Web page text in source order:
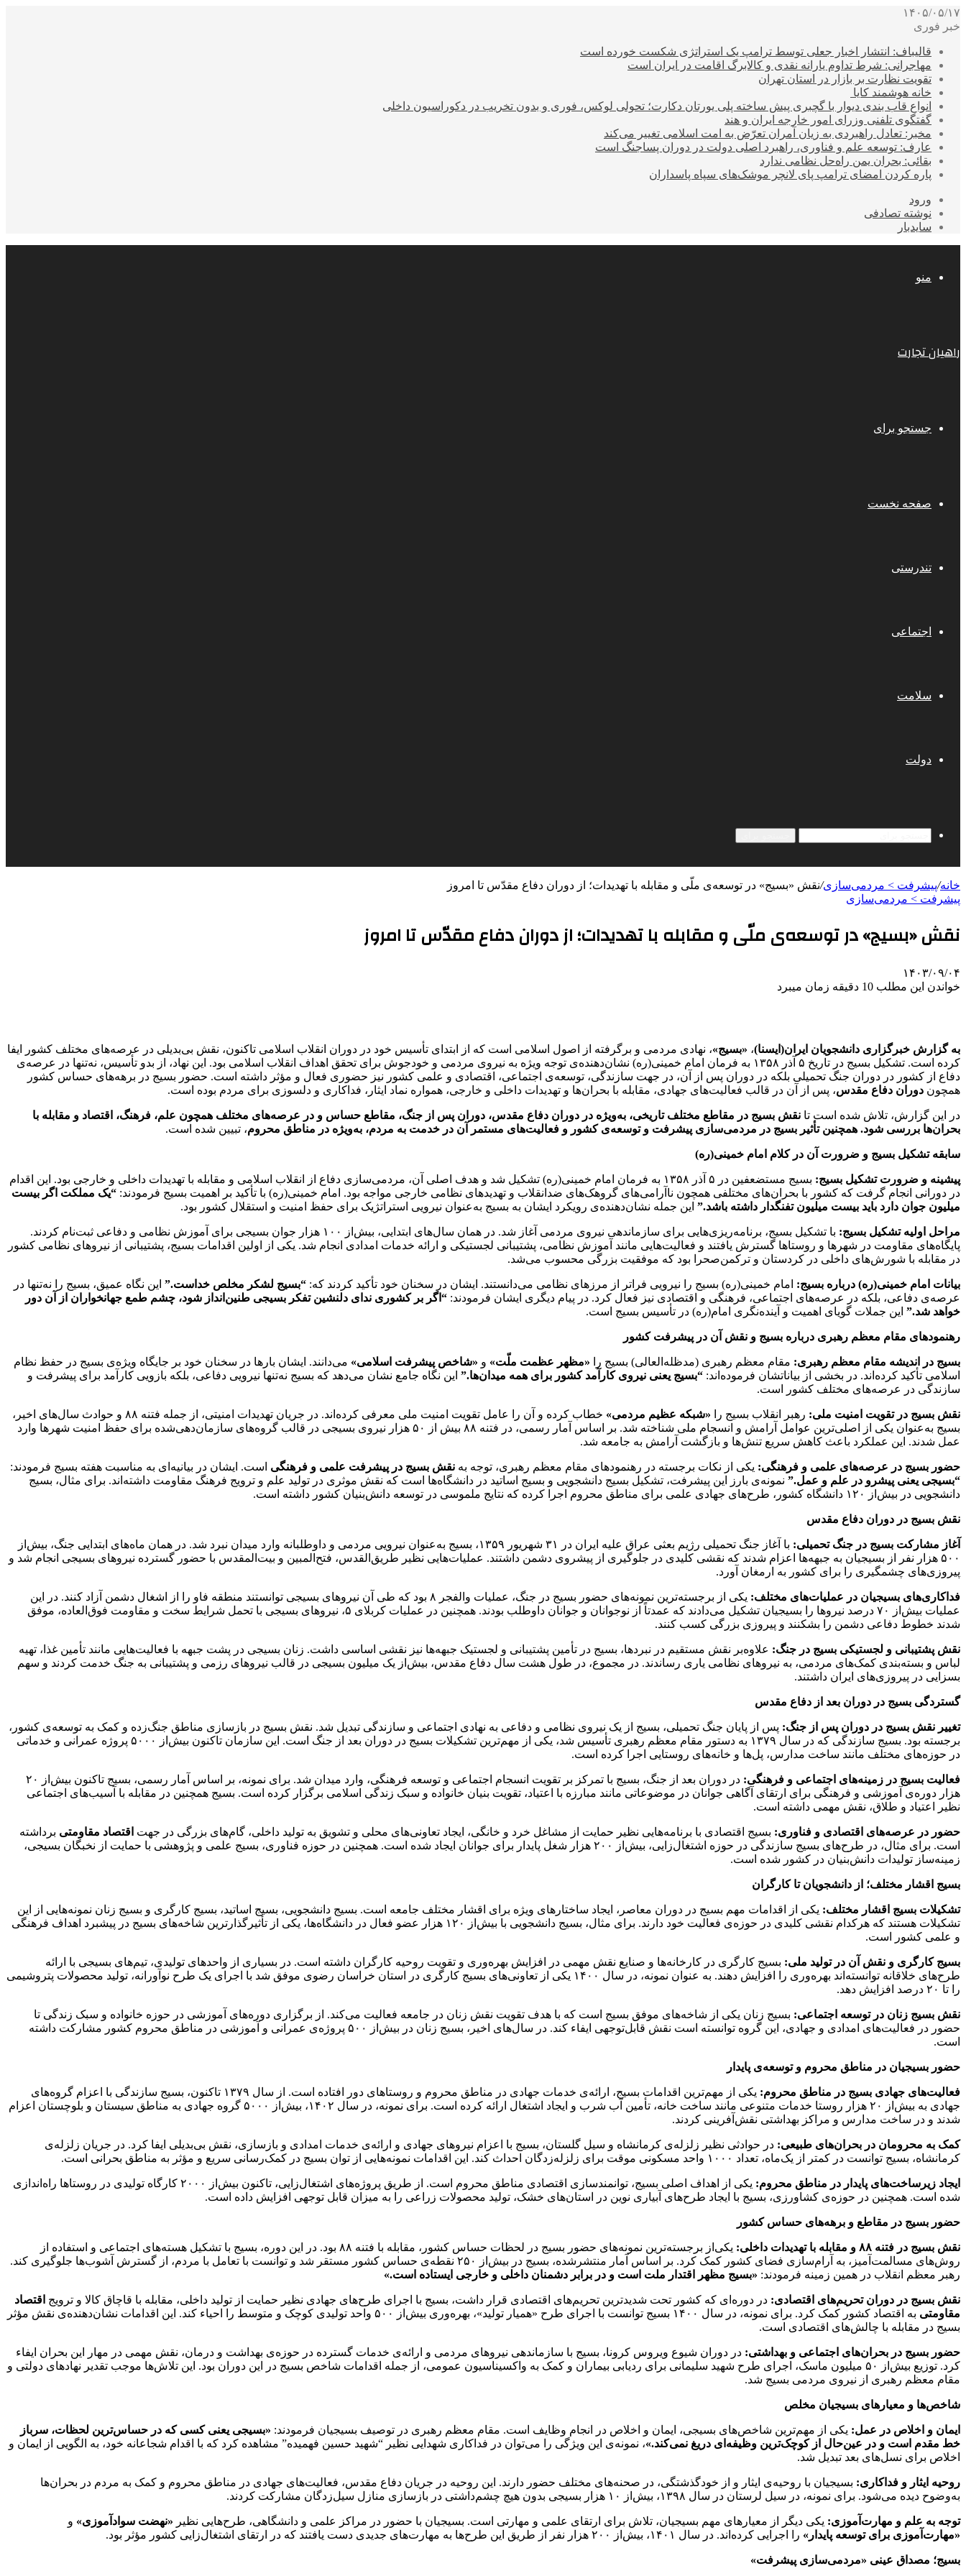
۱۴۰۵/۰۵/۱۷
خبر فوری
قالیباف: انتشار اخبار جعلی توسط ترامپ یک استراتژی شکست خورده است
مهاجرانی: شرط تداوم یارانه نقدی و کالابرگ اقامت در ایران است
تقویت نظارت بر بازار در استان تهران
خانه هوشمند کایا
انواع قاب بندی دیوار با گچبری پیش ساخته پلی یورتان دکارت؛ تحولی لوکس، فوری و بدون تخریب در دکوراسیون داخلی
گفتگوی تلفنی وزرای امور خارجه ایران و هند
مخبر: تعادل راهبردی به زیان آمران تعرّض به امت اسلامی تغییر می‌کند
عارف: توسعه علم و فناوری، راهبرد اصلی دولت در دوران پساجنگ است
بقائی: بحران یمن راه‌حل نظامی ندارد
پاره کردن امضای ترامپ پای لانچر موشک‌های سپاه پاسداران
ورود
نوشته تصادفی
سایدبار
منو
راهیان تجارت
جستجو برای
صفحه نخست
تندرستی
اجتماعی
سلامت
دولت
خانه/پیشرفت > مردمی‌سازی/نقش «بسیج» در توسعه‌ی ملّی و مقابله با تهدیدات؛ از دوران دفاع مقدّس تا امروز
پیشرفت > مردمی‌سازی
نقش «بسیج» در توسعه‌ی ملّی و مقابله با تهدیدات؛ از دوران دفاع مقدّس تا امروز
۱۴۰۳/۰۹/۰۴
خواندن این مطلب 10 دقیقه زمان میبرد
به گزارش خبرگزاری دانشجویان ایران(ایسنا)، «بسیج»، نهادی مردمی و برگرفته از اصول اسلامی است که از ابتدای تأسیس خود در دوران انقلاب اسلامی تاکنون، نقش بی‌بدیلی در عرصه‌های مختلف کشور ایفا
کرده است. تشکیل بسیج در تاریخ ۵ آذر ۱۳۵۸ به فرمان امام خمینی(ره) نشان‌دهنده‌ی توجه ویژه به نیروی مردمی و خودجوش برای تحقق اهداف انقلاب اسلامی بود. این نهاد، از بدو تأسیس، نه‌تنها در عرصه‌ی
دفاع از کشور در دوران جنگ تحمیلی بلکه در دوران پس از آن، در جهت سازندگی، توسعه‌ی اجتماعی، اقتصادی و علمی کشور نیز حضوری فعال و مؤثر داشته است. حضور بسیج در برهه‌های حساس کشور
همچون دوران دفاع مقدس، پس از آن در قالب فعالیت‌های جهادی، مقابله با بحران‌ها و تهدیدات داخلی و خارجی، همواره نماد ایثار، فداکاری و دلسوزی برای مردم بوده است.
در این گزارش، تلاش شده است تا نقش بسیج در مقاطع مختلف تاریخی، به‌ویژه در دوران دفاع مقدس، دوران پس از جنگ، مقاطع حساس و در عرصه‌های مختلف همچون علم، فرهنگ، اقتصاد و مقابله با
بحران‌ها بررسی شود. همچنین تأثیر بسیج در مردمی‌سازی پیشرفت و توسعه‌ی کشور و فعالیت‌های مستمر آن در خدمت به مردم، به‌ویژه در مناطق محروم، تبیین شده است.
سابقه تشکیل بسیج و ضرورت آن در کلام امام خمینی(ره)
پیشینه و ضرورت تشکیل بسیج:
بسیج مستضعفین در ۵ آذر ۱۳۵۸ به فرمان امام خمینی(ره) تشکیل شد و هدف اصلی آن، مردمی‌سازی دفاع از انقلاب اسلامی و مقابله با تهدیدات داخلی و خارجی بود. این اقدام
در دورانی انجام گرفت که کشور با بحران‌های مختلفی همچون ناآرامی‌های گروهک‌های ضدانقلاب و تهدیدهای نظامی خارجی مواجه بود. امام خمینی(ره) با تأکید بر اهمیت بسیج فرمودند: “یک مملکت اگر بیست
میلیون جوان دارد باید بیست میلیون تفنگدار داشته باشد.” این جمله نشان‌دهنده‌ی رویکرد ایشان به بسیج به‌عنوان نیرویی استراتژیک برای حفظ امنیت و استقلال کشور بود.
مراحل اولیه تشکیل بسیج:
با تشکیل بسیج، برنامه‌ریزی‌هایی برای سازماندهی نیروی مردمی آغاز شد. در همان سال‌های ابتدایی، بیش‌از ۱۰۰ هزار جوان بسیجی برای آموزش نظامی و دفاعی ثبت‌نام کردند.
پایگاه‌های مقاومت در شهرها و روستاها گسترش یافتند و فعالیت‌هایی مانند آموزش نظامی، پشتیبانی لجستیکی و ارائه خدمات امدادی انجام شد. یکی از اولین اقدامات بسیج، پشتیبانی از نیروهای نظامی کشور
در مقابله با شورش‌های داخلی در کردستان و ترکمن‌صحرا بود که موفقیت بزرگی محسوب می‌شد.
بیانات امام خمینی(ره) درباره بسیج: امام خمینی(ره) بسیج را نیرویی فراتر از مرزهای نظامی می‌دانستند. ایشان در سخنان خود تأکید کردند که: “بسیج لشکر مخلص خداست.” این نگاه عمیق، بسیج را نه‌تنها در
عرصه‌ی دفاعی، بلکه در عرصه‌های اجتماعی، فرهنگی و اقتصادی نیز فعال کرد. در پیام دیگری ایشان فرمودند: “اگر بر کشوری ندای دلنشین تفکر بسیجی طنین‌انداز شود، چشم طمع جهانخواران از آن دور
خواهد شد.” این جملات گویای اهمیت و آینده‌نگری امام(ره) در تأسیس بسیج است.
رهنمودهای مقام معظم رهبری درباره بسیج و نقش آن در پیشرفت کشور
بسیج در اندیشه مقام معظم رهبری: مقام معظم رهبری (مدظله‌العالی) بسیج را «مظهر عظمت ملّت» و «شاخص پیشرفت اسلامی» می‌دانند. ایشان بارها در سخنان خود بر جایگاه ویژه‌ی بسیج در حفظ نظام
اسلامی تأکید کرده‌اند. در بخشی از بیاناتشان فرموده‌اند: “بسیج یعنی نیروی کارآمد کشور برای همه میدان‌ها.” این نگاه جامع نشان می‌دهد که بسیج نه‌تنها نیرویی دفاعی، بلکه بازویی کارآمد برای پیشرفت و
سازندگی در عرصه‌های مختلف کشور است.
نقش بسیج در تقویت امنیت ملی: رهبر انقلاب بسیج را «شبکه عظیم مردمی»
خطاب کرده و آن را عامل تقویت امنیت ملی معرفی کرده‌اند. در جریان تهدیدات امنیتی، از جمله فتنه ۸۸ و حوادث سال‌های اخیر،
بسیج به‌عنوان یکی از اصلی‌ترین عوامل آرامش و انسجام ملی شناخته شد. بر اساس آمار رسمی، در فتنه ۸۸ بیش از ۵۰ هزار نیروی بسیجی در قالب گروه‌های سازمان‌دهی‌شده برای حفظ امنیت شهرها وارد
عمل شدند. این عملکرد باعث کاهش سریع تنش‌ها و بازگشت آرامش به جامعه شد.
حضور بسیج در عرصه‌های علمی و فرهنگی: یکی از نکات برجسته در رهنمودهای مقام معظم رهبری، توجه به نقش بسیج در پیشرفت علمی و فرهنگی است. ایشان در بیانیه‌ای به مناسبت هفته بسیج فرمودند:
“بسیجی یعنی پیشرو در علم و عمل.” نمونه‌ی بارز این پیشرفت، تشکیل بسیج دانشجویی و بسیج اساتید در دانشگاه‌ها است که نقش موثری در تولید علم و ترویج فرهنگ مقاومت داشته‌اند. برای مثال، بسیج
دانشجویی در بیش‌از ۱۲۰ دانشگاه کشور، طرح‌های جهادی علمی برای مناطق محروم اجرا کرده که نتایج ملموسی در توسعه دانش‌بنیان‌ کشور داشته است.
نقش بسیج در دوران دفاع مقدس
آغاز مشارکت بسیج در جنگ تحمیلی:
با آغاز جنگ تحمیلی رژیم بعثی عراق علیه ایران در ۳۱ شهریور ۱۳۵۹، بسیج به‌عنوان نیرویی مردمی و داوطلبانه وارد میدان نبرد شد. در همان ماه‌های ابتدایی جنگ، بیش‌از
۵۰۰ هزار نفر از بسیجیان به جبهه‌ها اعزام شدند که نقشی کلیدی در جلوگیری از پیشروی دشمن داشتند. عملیات‌هایی نظیر طریق‌القدس، فتح‌المبین و بیت‌المقدس با حضور گسترده نیروهای بسیجی انجام شد و
پیروزی‌های چشمگیری را برای کشور به ارمغان آورد.
فداکاری‌های بسیجیان در عملیات‌های مختلف:
یکی از برجسته‌ترین نمونه‌های حضور بسیج در جنگ، عملیات والفجر ۸ بود که طی آن نیروهای بسیجی توانستند منطقه فاو را از اشغال دشمن آزاد کنند. در این
عملیات بیش‌از ۷۰ درصد نیروها را بسیجیان تشکیل می‌دادند که عمدتاً از نوجوانان و جوانان داوطلب بودند. همچنین در عملیات کربلای ۵، نیروهای بسیجی با تحمل شرایط سخت و مقاومت فوق‌العاده، موفق
شدند خطوط دفاعی دشمن را بشکنند و پیروزی بزرگی کسب کنند.
نقش پشتیبانی و لجستیکی بسیج در جنگ: علاوه‌بر نقش مستقیم در نبردها، بسیج در تأمین پشتیبانی و لجستیک جبهه‌ها نیز نقشی اساسی داشت. زنان بسیجی در پشت جبهه با فعالیت‌هایی مانند تأمین غذا، تهیه
لباس و بسته‌بندی کمک‌های مردمی، به نیروهای نظامی یاری رساندند. در مجموع، در طول هشت سال دفاع مقدس، بیش‌از یک میلیون بسیجی در قالب نیروهای رزمی و پشتیبانی به جنگ خدمت کردند و سهم
بسزایی در پیروزی‌های ایران داشتند.
گستردگی بسیج در دوران بعد از دفاع مقدس
تغییر نقش بسیج در دوران پس از جنگ: پس از پایان جنگ تحمیلی، بسیج از یک نیروی نظامی و دفاعی به نهادی اجتماعی و سازندگی تبدیل شد. نقش بسیج در بازسازی مناطق جنگ‌زده و کمک به توسعه‌ی کشور،
برجسته بود. بسیج سازندگی که در سال ۱۳۷۹ به دستور مقام معظم رهبری تأسیس شد، یکی از مهم‌ترین تشکیلات بسیج در دوران بعد از جنگ است. این سازمان تاکنون بیش‌از ۵۰۰۰ پروژه عمرانی و خدماتی
در حوزه‌های مختلف مانند ساخت مدارس، پل‌ها و خانه‌های روستایی اجرا کرده است.
فعالیت بسیج در زمینه‌های اجتماعی و فرهنگی:
در دوران بعد از جنگ، بسیج با تمرکز بر تقویت انسجام اجتماعی و توسعه فرهنگی، وارد میدان شد. برای نمونه، بر اساس آمار رسمی، بسیج تاکنون بیش‌از ۲۰
هزار دوره‌ی آموزشی و فرهنگی برای ارتقای آگاهی جوانان در موضوعاتی مانند مبارزه با اعتیاد، تقویت بنیان خانواده و سبک زندگی اسلامی برگزار کرده است. بسیج همچنین در مقابله با آسیب‌های اجتماعی
نظیر اعتیاد و طلاق، نقش مهمی داشته است.
حضور در عرصه‌های اقتصادی و فناوری: بسیج اقتصادی با برنامه‌هایی نظیر حمایت از مشاغل خرد و خانگی، ایجاد تعاونی‌های محلی و تشویق به تولید داخلی، گام‌های بزرگی در جهت اقتصاد مقاومتی برداشته
است. برای مثال، در طرح‌های بسیج سازندگی در حوزه اشتغال‌زایی، بیش‌از ۲۰۰ هزار شغل پایدار برای جوانان ایجاد شده است. همچنین در حوزه فناوری، بسیج علمی و پژوهشی با حمایت از نخبگان بسیجی،
زمینه‌ساز تولیدات دانش‌بنیان در کشور شده است.
بسیج اقشار مختلف؛ از دانشجویان تا کارگران
تشکیلات بسیج اقشار مختلف: یکی از اقدامات مهم بسیج در دوران معاصر، ایجاد ساختارهای ویژه برای اقشار مختلف جامعه است. بسیج دانشجویی، بسیج اساتید، بسیج کارگری و بسیج زنان نمونه‌هایی از این
تشکیلات هستند که هرکدام نقشی کلیدی در حوزه‌ی فعالیت خود دارند. برای مثال، بسیج دانشجویی با بیش‌از ۱۲۰ هزار عضو فعال در دانشگاه‌ها، یکی از تأثیرگذارترین شاخه‌های بسیج در پیشبرد اهداف فرهنگی
و علمی کشور است.
بسیج کارگری و نقش آن در تولید ملی: بسیج کارگری در کارخانه‌ها و صنایع نقش مهمی در افزایش بهره‌وری و تقویت روحیه کارگران داشته است. در بسیاری از واحدهای تولیدی، تیم‌های بسیجی با ارائه
طرح‌های خلاقانه توانسته‌اند بهره‌وری را افزایش دهند. به عنوان نمونه، در سال ۱۴۰۰ یکی از تعاونی‌های بسیج کارگری در استان خراسان رضوی موفق شد با اجرای یک طرح نوآورانه، تولید محصولات پتروشیمی
را تا ۲۰ درصد افزایش دهد.
نقش بسیج زنان در توسعه اجتماعی: بسیج زنان یکی از شاخه‌های موفق بسیج است که با هدف تقویت نقش زنان در جامعه فعالیت می‌کند. از برگزاری دوره‌های آموزشی در حوزه خانواده و سبک زندگی تا
حضور در فعالیت‌های امدادی و جهادی، این گروه توانسته است نقش قابل‌توجهی ایفاء کند. در سال‌های اخیر، بسیج زنان در بیش‌از ۵۰۰ پروژه‌ی عمرانی و آموزشی در مناطق محروم کشور مشارکت داشته
است.
حضور بسیجیان در مناطق محروم و توسعه‌ی پایدار
فعالیت‌های جهادی بسیج در مناطق محروم:
یکی از مهم‌ترین اقدامات بسیج، ارائه‌ی خدمات جهادی در مناطق محروم و روستاهای دور افتاده است. از سال ۱۳۷۹ تاکنون، بسیج سازندگی با اعزام گروه‌های
جهادی به بیش‌از ۲۰ هزار روستا خدمات متنوعی مانند ساخت خانه، تأمین آب شرب و ایجاد اشتغال ارائه کرده است. برای نمونه، در سال ۱۴۰۲، بیش‌از ۵۰۰۰ گروه جهادی به مناطق سیستان و بلوچستان اعزام
شدند و در ساخت مدارس و مراکز بهداشتی نقش‌آفرینی کردند.
کمک به محرومان در بحران‌های طبیعی: در حوادثی نظیر زلزله‌ی کرمانشاه و سیل گلستان، بسیج با اعزام نیروهای جهادی و ارائه‌ی خدمات امدادی و بازسازی، نقش بی‌بدیلی ایفا کرد. در جریان زلزله‌ی
کرمانشاه، بسیج توانست در کمتر از یک‌ماه، تعداد ۱۰۰۰ واحد مسکونی موقت برای زلزله‌زدگان احداث کند. این اقدامات نمونه‌هایی از توان بسیج در کمک‌رسانی سریع و مؤثر به مناطق بحرانی است.
ایجاد زیرساخت‌های پایدار در مناطق محروم:
یکی از اهداف اصلی بسیج، توانمندسازی اقتصادی مناطق محروم است. از طریق پروژه‌های اشتغال‌زایی، تاکنون بیش‌از ۲۰۰۰ کارگاه تولیدی در روستاها راه‌اندازی
شده است. همچنین در حوزه‌ی کشاورزی، بسیج با ایجاد طرح‌های آبیاری نوین در استان‌های خشک، تولید محصولات زراعی را به میزان قابل توجهی افزایش داده است.
حضور بسیج در مقاطع و برهه‌های حساس کشور
نقش بسیج در فتنه ۸۸ و مقابله با تهدیدات داخلی:
یکی‌از برجسته‌ترین نمونه‌های حضور بسیج در لحظات حساس کشور، مقابله با فتنه ۸۸ بود. در این دوره، بسیج با تشکیل هسته‌های اجتماعی و استفاده از
روش‌های مسالمت‌آمیز، به آرام‌سازی فضای کشور کمک کرد. بر اساس آمار منتشرشده، بسیج در بیش‌از ۲۵۰ نقطه‌ی حساس کشور مستقر شد و توانست با تعامل با مردم، از گسترش آشوب‌ها جلوگیری کند.
رهبر معظم انقلاب در همین زمینه فرمودند: «بسیج مظهر اقتدار ملت است و در برابر دشمنان داخلی و خارجی ایستاده است.»
نقش بسیج در دوران تحریم‌های اقتصادی: در دوره‌ای که کشور تحت شدیدترین تحریم‌های اقتصادی قرار داشت، بسیج با اجرای طرح‌های جهادی نظیر حمایت از تولید داخلی، مقابله با قاچاق کالا و ترویج اقتصاد
مقاومتی
به اقتصاد کشور کمک کرد. برای نمونه، در سال ۱۴۰۰ بسیج توانست با اجرای طرح «همیار تولید»، بهره‌وری بیش‌از ۵۰۰ واحد تولیدی کوچک و متوسط را احیاء کند. این اقدامات نشان‌دهنده‌ی نقش مؤثر
بسیج در مقابله با چالش‌های اقتصادی است.
حضور بسیج در بحران‌های اجتماعی و بهداشتی: در دوران شیوع ویروس کرونا، بسیج با سازماندهی نیروهای مردمی و ارائه‌ی خدمات گسترده در حوزه‌ی بهداشت و درمان، نقش مهمی در مهار این بحران ایفاء
کرد. توزیع بیش‌از ۵۰ میلیون ماسک، اجرای طرح شهید سلیمانی برای ردیابی بیماران و کمک به واکسیناسیون عمومی، از جمله اقدامات شاخص بسیج در این دوران بود. این تلاش‌ها موجب تقدیر نهادهای دولتی و
مقام معظم رهبری از نیروی مردمی بسیج شد.
شاخص‌ها و معیارهای بسیجیان مخلص
ایمان و اخلاص در عمل: یکی از مهم‌ترین شاخص‌های بسیجی، ایمان و اخلاص در انجام وظایف است. مقام معظم رهبری در توصیف بسیجیان فرمودند: «بسیجی یعنی کسی که در حساس‌ترین لحظات، سرباز
خط مقدم است و در عین‌حال از کوچک‌ترین وظیفه‌ای دریغ نمی‌کند.»، نمونه‌ی این ویژگی را می‌توان در فداکاری شهدایی نظیر “شهید حسین فهمیده” مشاهده کرد که با اقدام شجاعانه خود، به الگویی از ایمان و
اخلاص برای نسل‌های بعد تبدیل شد.
روحیه ایثار و فداکاری: بسیجیان با روحیه‌ی ایثار و از خودگذشتگی، در صحنه‌های مختلف حضور دارند. این روحیه در جریان دفاع مقدس، فعالیت‌های جهادی در مناطق محروم و کمک به مردم در بحران‌ها
به‌وضوح دیده می‌شود. برای نمونه، در سیل لرستان در سال ۱۳۹۸، بیش‌از ۱۰ هزار بسیجی بدون هیچ چشم‌داشتی در بازسازی منازل سیل‌زدگان مشارکت کردند.
توجه به علم و مهارت‌آموزی: یکی دیگر از معیارهای مهم بسیجیان، تلاش برای ارتقای علمی و مهارتی است. بسیجیان با حضور در مراکز علمی و دانشگاهی، طرح‌هایی نظیر «نهضت سوادآموزی» و
«مهارت‌آموزی برای توسعه پایدار» را اجرایی کرده‌اند. در سال ۱۴۰۱، بیش‌از ۲۰۰ هزار نفر از طریق این طرح‌ها به مهارت‌های جدیدی دست یافتند که در ارتقای اشتغال‌زایی کشور مؤثر بود.
بسیج؛ مصداق عینی «مردمی‌سازی پیشرفت»